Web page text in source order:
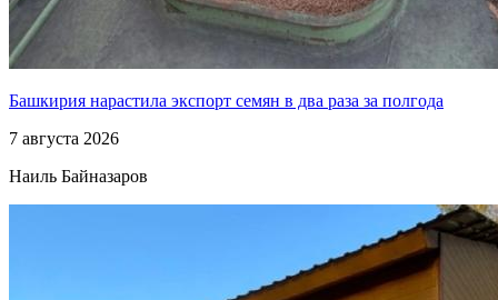
Башкирия нарастила экспорт семян в два раза за полгода
7 августа 2026
Наиль Байназаров